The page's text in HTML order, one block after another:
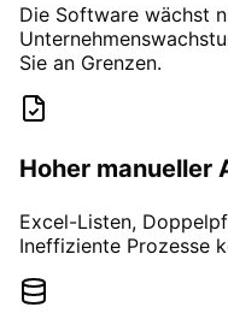
Die Software wächst
Sie an Grenzen.
Hoher manueller
Excel-Listen,
Ineffiziente Prozesse